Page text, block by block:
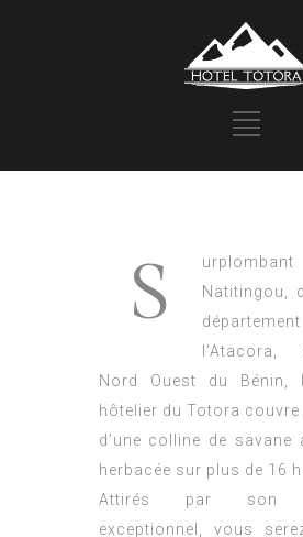
S
Natitingou,
Nord Ouest du Bénin,
hôtelier du Totora
d’une colline de savane
herbacée sur plus de 16
Attirés par son
exceptionnel, vous